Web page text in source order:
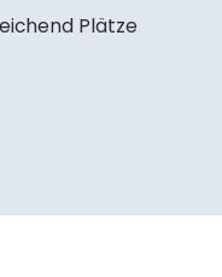
Plätze